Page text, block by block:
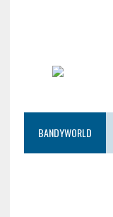
BANDYWORLD